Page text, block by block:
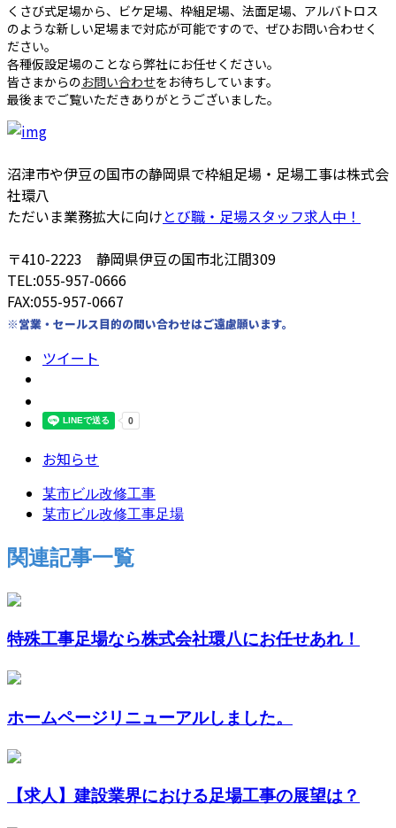
くさび式足場から、ビケ足場、枠組足場、法面足場、アルバトロス
のような新しい足場まで対応が可能ですので、ぜひお問い合わせく
ださい。
各種仮設足場のことなら弊社にお任せください。
皆さまからのお問い合わせをお待ちしています。
最後までご覧いただきありがとうございました。
沼津市や伊豆の国市の静岡県で枠組足場・足場工事は株式会
社環八
ただいま業務拡大に向けとび職・足場スタッフ求人中！
〒410-2223 静岡県伊豆の国市北江間309
TEL:055-957-0666
FAX:055-957-0667
※営業・セールス目的の問い合わせはご遠慮願います。
ツイート
お知らせ
某市ビル改修工事
某市ビル改修工事足場
関連記事一覧
特殊工事足場なら株式会社環八にお任せあれ！
ホームページリニューアルしました。
【求人】建設業界における足場工事の展望は？